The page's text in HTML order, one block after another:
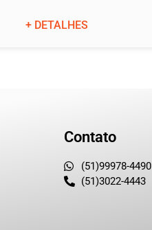
+ DETALHES
Contato
(51)99978-4490
(51)3022-4443